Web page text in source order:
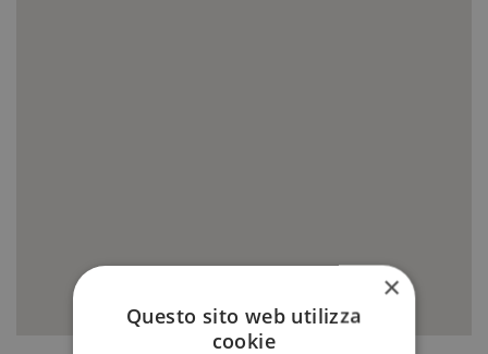
×
Questo sito web utilizza
cookie